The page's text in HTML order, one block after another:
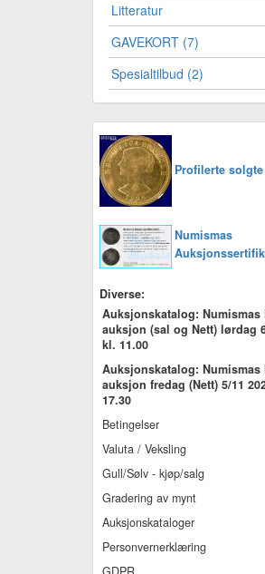
Litteratur
GAVEKORT (7)
Spesialtilbud (2)
Profilerte
Numismas
Diverse:
Auksjonskatalog: Numismas
auksjon (sal og Nett) lørdag
kl. 11.00
Auksjonskatalog: Numismas
auksjon fredag (Nett) 5/11
17.30
Betingelser
Valuta / Veksling
Gull/Sølv - kjøp/salg
Gradering av mynt
Auksjonskataloger
Personvernerklæring